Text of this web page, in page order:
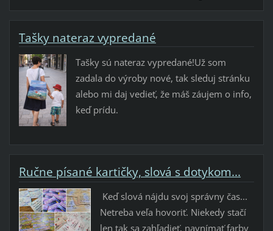
Tašky nateraz vypredané
Tašky sú nateraz vypredané!Už som
zadala do výroby nové, tak sleduj stránku
alebo mi daj vedieť, že máš záujem o info,
keď prídu.
Ručne písané kartičky, slová s dotykom...
​ Keď slová nájdu svoj správny čas... ​
Netreba veľa hovoriť. Niekedy stačí
len tak sa zahľadieť, navnímať farby